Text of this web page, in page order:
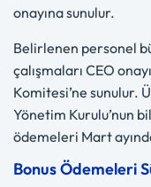
onayına sunulur.
Belirlenen personel
çalışmaları CEO
Komitesi’ne sunulur.
Yönetim Kurulu’nun
ödemeleri Mart
Bonus Ödemeleri